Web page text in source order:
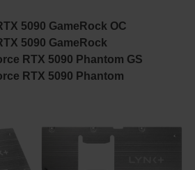
5090 GameRock OC
5090 GameRock
RTX 5090 Phantom GS
RTX 5090 Phantom